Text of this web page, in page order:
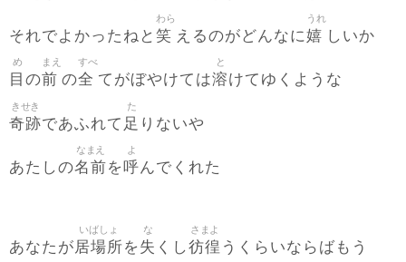
それでよかったねと 笑
わら
えるのがどんなに嬉
うれ
しいか
目
め
の前
まえ
の全
すべ
てがぼやけては溶
と
けてゆくような
奇跡
きせき
であふれて 足
た
りないや
あたしの名前
なまえ
を呼
よ
んでくれた
あなたが居場所
いばしょ
を失
な
くし彷徨
さまよ
うくらいならばもう